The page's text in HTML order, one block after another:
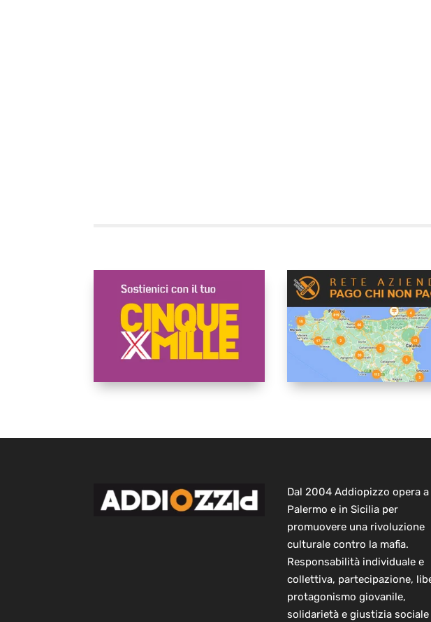
Dal 2004 Addiopizzo opera a
Palermo e in Sicilia per
promuovere una rivoluzione
culturale contro la mafia.
Responsabilità individuale e
collettiva, partecipazione,
protagonismo giovanile,
solidarietà e giustizia sociale